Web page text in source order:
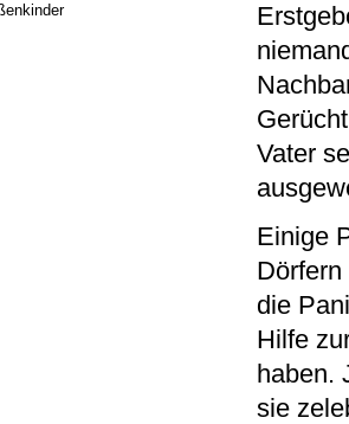
Vater
Einige
die
Hilfe
haben.
sie